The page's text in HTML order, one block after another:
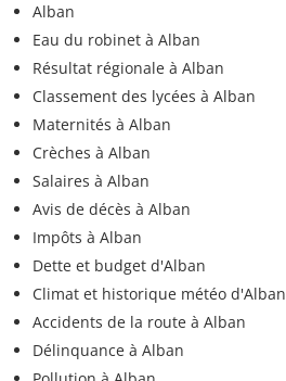
Alban
Eau du robinet à Alban
Résultat régionale à Alban
Classement des lycées à Alban
Maternités à Alban
Crèches à Alban
Salaires à Alban
Avis de décès à Alban
Impôts à Alban
Dette et budget d'Alban
Climat et historique météo d'Alban
Accidents de la route à Alban
Délinquance à Alban